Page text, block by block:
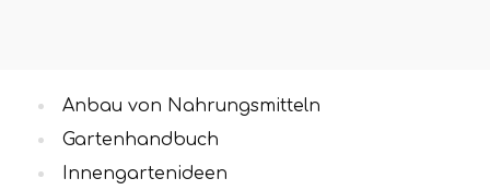
Anbau von Nahrungsmitteln
Gartenhandbuch
Innengartenideen